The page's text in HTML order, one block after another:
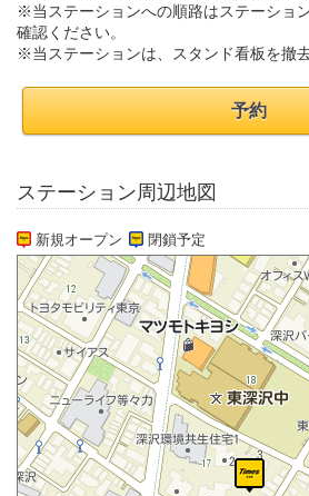
※当ステーションへの順路はステーショ
確認ください。
※当ステーションは、スタンド看板を撤
予約
ステーション周辺地図
新規オープン 閉鎖予定